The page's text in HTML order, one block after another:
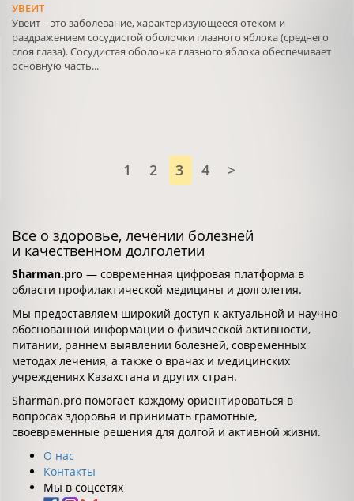
УВЕИТ
Увеит – это заболевание, характеризующееся отеком и
раздражением сосудистой оболочки глазного яблока (среднего
слоя глаза). Сосудистая оболочка глазного яблока обеспечивает
основную часть...
1 2 3 4 >
Все о здоровье, лечении болезней
и качественном долголетии
Sharman.pro — современная цифровая платформа в
области профилактической медицины и долголетия.
Мы предоставляем широкий доступ к актуальной и научно
обоснованной информации о физической активности,
питании, раннем выявлении болезней, современных
методах лечения, а также о врачах и медицинских
учреждениях Казахстана и других стран.
Sharman.pro помогает каждому ориентироваться в
вопросах здоровья и принимать грамотные,
своевременные решения для долгой и активной жизни.
О нас
Контакты
Мы в соцсетях